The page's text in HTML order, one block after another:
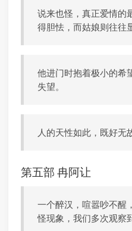
说来也怪，真正爱情的
得胆怯，而姑娘则往往
他进门时抱着极小的希
失望。
人的天性如此，既好无
第五部 冉阿让
一个醉汉，喧嚣吵不醒
怪现象，我们多次观察